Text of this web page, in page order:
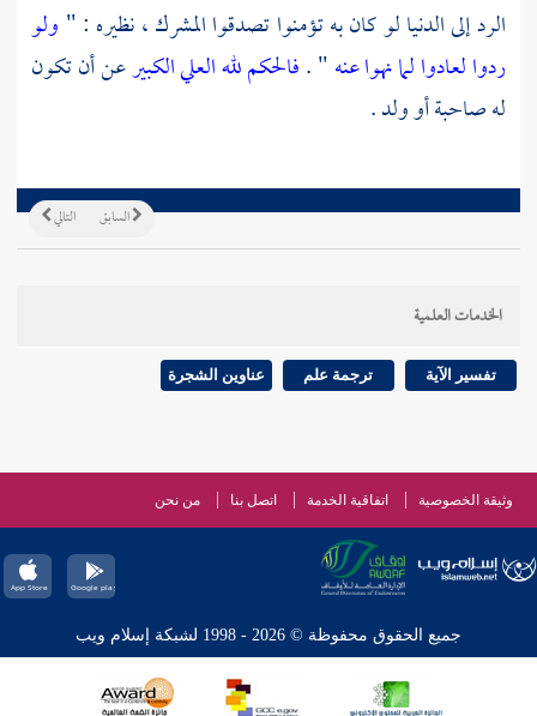
الرد إلى الدنيا لو كان به تؤمنوا تصدقوا المشرك ، نظيره : " ولو
ردوا لعادوا لما نهوا عنه" .فالحكم لله العلي الكبيرعن أن تكون
له صاحبة أو ولد .
التالي السابق
الخدمات العلمية
تفسير الآية ترجمة علم عناوين الشجرة
وثيقة الخصوصية اتفاقية الخدمة اتصل بنا من نحن
جميع الحقوق محفوظة © 2026 - 1998 لشبكة إسلام ويب